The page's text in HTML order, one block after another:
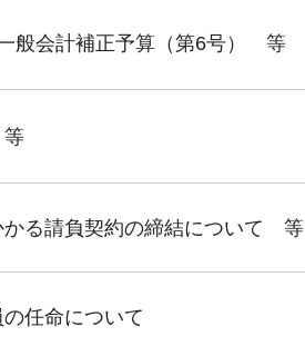
般会計補正予算（第6号） 等
かる請負契約の締結について 等
任命について